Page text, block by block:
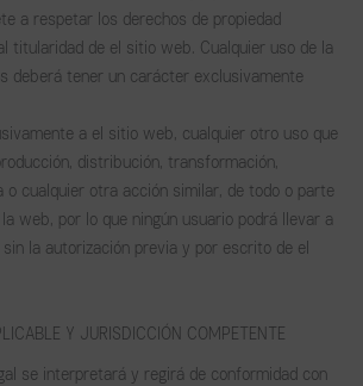
a respetar los derechos de propiedad
titularidad de el sitio web. Cualquier uso de la
deberá tener un carácter exclusivamente
a el sitio web, cualquier otro uso que
distribución, transformación,
o cualquier otra acción similar, de todo o parte
web, por lo que ningún usuario podrá llevar a
la autorización previa y por escrito de el
Y JURISDICCIÓN COMPETENTE
se interpretará y regirá de conformidad con